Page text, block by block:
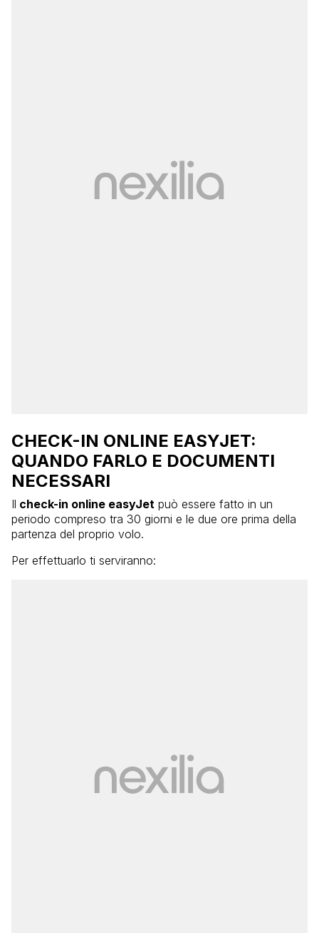
CHECK-IN ONLINE EASYJET:
QUANDO FARLO E DOCUMENTI
NECESSARI
Il check-in online easyJet può essere fatto in un
periodo compreso tra 30 giorni e le due ore prima della
partenza del proprio volo.
Per effettuarlo ti serviranno: